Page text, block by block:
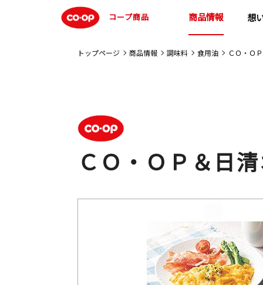
コープ商品 商品情報 想
トップページ 商品情報 調味料 食用油 ＣＯ・Ｏ
ＣＯ・ＯＰ＆日